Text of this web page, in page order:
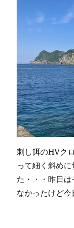
刺し餌のHVク
って細く斜め
た・・・昨日
なかったけど今